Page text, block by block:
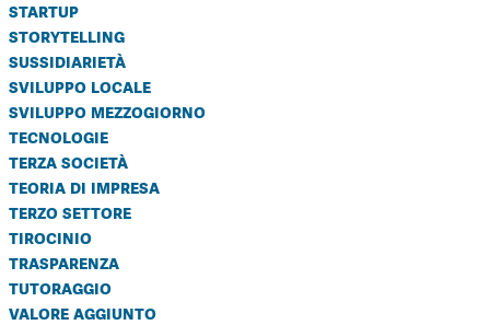
startup
storytelling
sussidiarietà
sviluppo locale
sviluppo mezzogiorno
tecnologie
terza società
teoria di impresa
terzo settore
tirocinio
trasparenza
tutoraggio
valore aggiunto